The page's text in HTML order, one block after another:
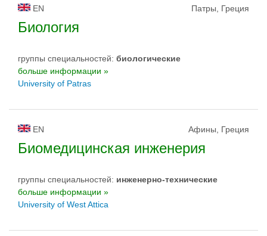
EN Патры, Греция
Биология
группы специальностей: биологическиe
больше информации »
University of Patras
EN Афины, Греция
Биомедицинская инженерия
группы специальностей: инженерно-техническиe
больше информации »
University of West Attica